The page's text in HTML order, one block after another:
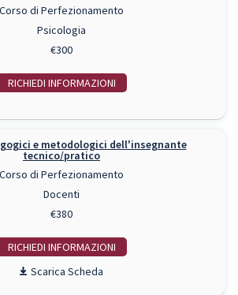
Corso di Perfezionamento
Psicologia
€300
RICHIEDI INFO
e metodologici dell'insegnante
tecnico/pratico
Corso di Perfezionamento
Docenti
€380
RICHIEDI INFO
Scarica Scheda